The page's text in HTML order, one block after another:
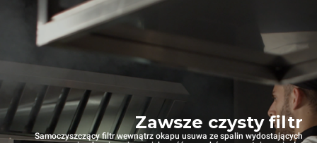
Zawsze czysty filtr
Samoczyszczący filtr wewnątrz okapu usuwa ze spalin wydostających